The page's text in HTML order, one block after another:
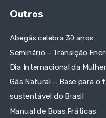
Outros
Abegás celebra 30 anos
Seminário – Transição
Dia Internacional da Mulher
Gás Natural – Base para
sustentável do Brasil
Manual de Boas Práticas